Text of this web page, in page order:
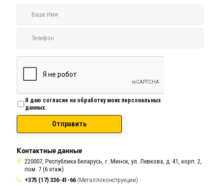
Я даю согласие на обработку моих персональных
данных.
Отправить
Контактные данные
220007, Республика Беларусь, г. Минск, ул. Левкова, д. 41, корп. 2,
пом. 7 (6 этаж)
+375 (17) 336-41-66 (Металлоконструкции)